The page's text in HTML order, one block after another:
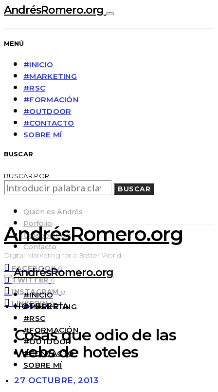
AndrésRomero.org
MENÚ
#INICIO
#MARKETING
#RSC
#FORMACIÓN
#OUTDOOR
#CONTACTO
SOBRE MÍ
BUSCAR
BUSCAR POR:
BUSCAR
Quién es Andrés
Porfolio
Colaboración
Contacto
FACEBOOK 0
TWITTER 0
INSTAGRAM 0
LINKEDIN 0
AndrésRomero.org
Digital Marketing for a Better World
AndrésRomero.org
#INICIO
#MARKETING
#RSC
#FORMACIÓN
#OUTDOOR
#CONTACTO
SOBRE MÍ
HOTELERÍA
Cosas que odio de las
webs de hoteles
27 OCTUBRE, 2013